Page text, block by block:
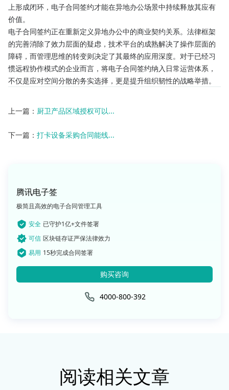
上形成闭环，电子合同签约才能在异地办公场景中持续释放其应有
价值。
电子合同签约正在重新定义异地办公中的商业契约关系。法律框架
的完善消除了效力层面的疑虑，技术平台的成熟解决了操作层面的
障碍，而管理思维的转变则决定了其最终的应用深度。对于已经习
惯远程协作模式的企业而言，将电子合同签约纳入日常运营体系，
不仅是应对空间分散的务实选择，更是提升组织韧性的战略举措。
上一篇： 厨卫产品区域授权可以...
下一篇： 打卡设备采购合同能线...
腾讯电子签
极简且高效的电子合同管理工具
安全 已守护1亿+文件签署
可信 区块链存证严保法律效力
易用 15秒完成合同签署
购买咨询
4000-800-392
阅读相关文章